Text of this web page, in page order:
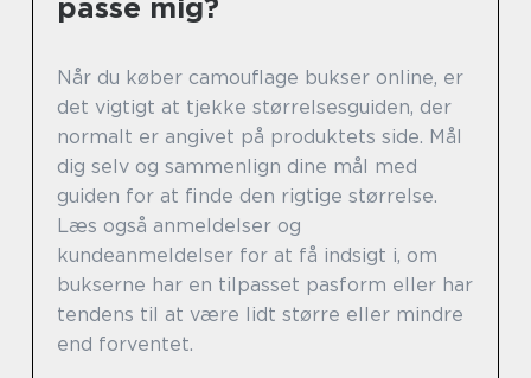
passe mig?
Når du køber camouflage bukser online, er
det vigtigt at tjekke størrelsesguiden, der
normalt er angivet på produktets side. Mål
dig selv og sammenlign dine mål med
guiden for at finde den rigtige størrelse.
Læs også anmeldelser og
kundeanmeldelser for at få indsigt i, om
bukserne har en tilpasset pasform eller har
tendens til at være lidt større eller mindre
end forventet.